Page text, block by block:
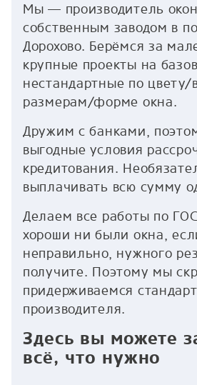
Мы — производитель
собственным заводом в
Дорохово. Берёмся за
крупные проекты на
нестандартные по
размерам/форме окна.
Дружим с банками,
выгодные условия
кредитования.
выплачивать всю сумму
Делаем все работы по
хороши ни были окна,
неправильно, нужного
получите. Поэтому мы
придерживаемся
производителя.
Здесь вы можете
всё, что нужно